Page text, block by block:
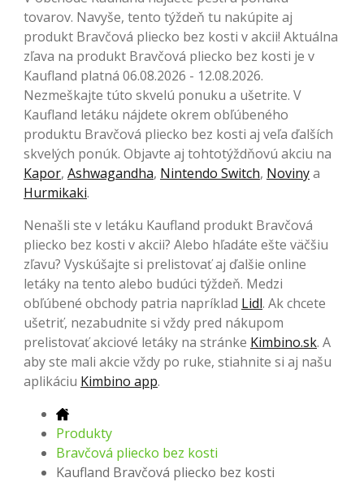
tovarov. Navyše, tento týždeň tu nakúpite aj
produkt Bravčová pliecko bez kosti v akcii! Aktuálna
zľava na produkt Bravčová pliecko bez kosti je v
Kaufland platná 06.08.2026 - 12.08.2026.
Nezmeškajte túto skvelú ponuku a ušetrite. V
Kaufland letáku nájdete okrem obľúbeného
produktu Bravčová pliecko bez kosti aj veľa ďalších
skvelých ponúk. Objavte aj tohtotýždňovú akciu na
Kapor, Ashwagandha, Nintendo Switch, Novinya
Hurmikaki.
Nenašli ste v letáku Kaufland produkt Bravčová
pliecko bez kosti v akcii? Alebo hľadáte ešte väčšiu
zľavu? Vyskúšajte si prelistovať aj ďalšie online
letáky na tento alebo budúci týždeň. Medzi
obľúbené obchody patria napríklad Lidl. Ak chcete
ušetriť, nezabudnite si vždy pred nákupom
prelistovať akciové letáky na stránke Kimbino.sk. A
aby ste mali akcie vždy po ruke, stiahnite si aj našu
aplikáciu Kimbino app.
Produkty
Bravčová pliecko bez kosti
Kaufland Bravčová pliecko bez kosti